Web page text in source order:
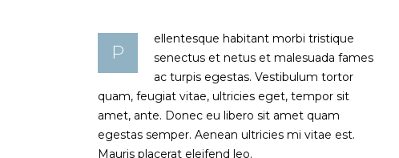
P
ellentesque habitant morbi tristique
senectus et netus et malesuada fames
ac turpis egestas. Vestibulum tortor
quam, feugiat vitae, ultricies eget, tempor sit
amet, ante. Donec eu libero sit amet quam
egestas semper. Aenean ultricies mi vitae est.
Mauris placerat eleifend leo.